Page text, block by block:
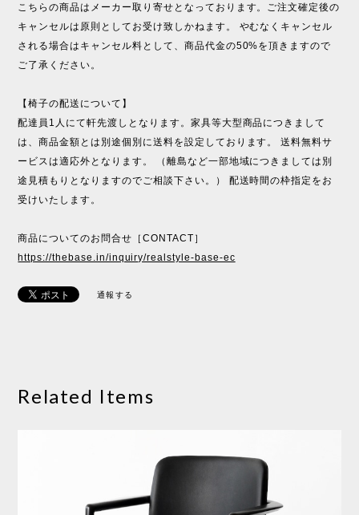
こちらの商品はメーカー取り寄せとなっております。ご注文確定後の
キャンセルは原則としてお受け致しかねます。 やむなくキャンセル
される場合はキャンセル料として、商品代金の50%を頂きますので
ご了承ください。
【椅子の配送について】
配達員1人にて軒先渡しとなります。家具等大型商品につきまして
は、商品金額とは別途個別に送料を設定しております。 送料無料サ
ービスは適応外となります。 （離島など一部地域につきましては別
途見積もりとなりますのでご相談下さい。） 配送時間の枠指定をお
受けいたします。
商品についてのお問合せ［CONTACT］
https://thebase.in/inquiry/realstyle-base-ec
通報する
Related Items